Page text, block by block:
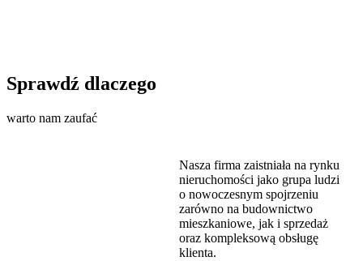
Sprawdź dlaczego
warto nam zaufać
Nasza firma zaistniała na rynku
nieruchomości jako grupa ludzi
o nowoczesnym spojrzeniu
zarówno na budownictwo
mieszkaniowe, jak i sprzedaż
oraz kompleksową obsługę
klienta.